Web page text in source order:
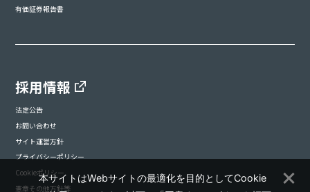
有価証券報告書
採用情報
法定公告
お問い合わせ
サイト運営方針
プライバシーポリシー
Cookieポリシー
憲章その他方針等
本サイトはWebサイトの最適化を目的としてCookie